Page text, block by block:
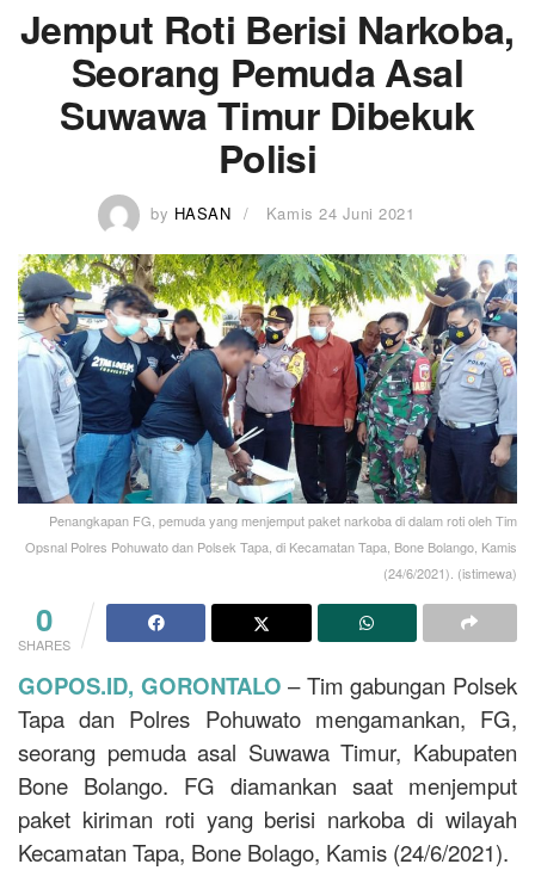
Jemput Roti Berisi Narkoba,
Seorang Pemuda Asal
Suwawa Timur Dibekuk
Polisi
by HASAN Kamis 24 Juni 2021
Penangkapan FG, pemuda yang menjemput paket narkoba di dalam roti oleh Tim
Opsnal Polres Pohuwato dan Polsek Tapa, di Kecamatan Tapa, Bone Bolango, Kamis
(24/6/2021). (istimewa)
0
SHARES
GOPOS.ID, GORONTALO – Tim gabungan Polsek
Tapa dan Polres Pohuwato mengamankan, FG,
seorang pemuda asal Suwawa Timur, Kabupaten
Bone Bolango. FG diamankan saat menjemput
paket kiriman roti yang berisi narkoba di wilayah
Kecamatan Tapa, Bone Bolago, Kamis (24/6/2021).